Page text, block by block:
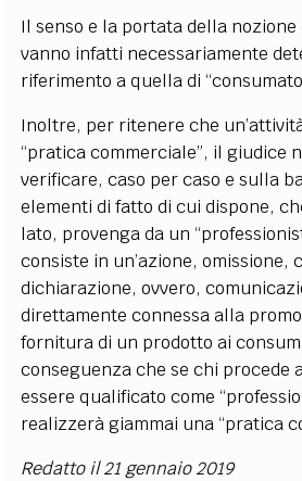
Il senso e la portata della nozione
vanno infatti necessariamente
riferimento a quella di
Inoltre, per ritenere che
“pratica commerciale”, il giudice
verificare, caso per caso e sulla
elementi di fatto di cui dispone,
lato, provenga da un
consiste in un’azione, omissione,
dichiarazione, ovvero,
direttamente connessa alla
fornitura di un prodotto ai
conseguenza che se chi procede
essere qualificato come
realizzerà giammai una “pratica
Redatto il 21 gennaio 2019